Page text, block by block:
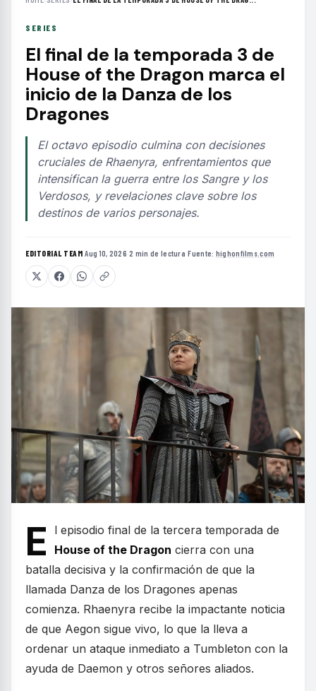
SERIES
El final de la temporada 3 de
House of the Dragon marca el
inicio de la Danza de los
Dragones
El octavo episodio culmina con decisiones
cruciales de Rhaenyra, enfrentamientos que
intensifican la guerra entre los Sangre y los
Verdosos, y revelaciones clave sobre los
destinos de varios personajes.
EDITORIAL TEAM·Aug 10, 2026·2 min de lectura·Fuente: highonfilms.com
E
l episodio final de la tercera temporada de
House of the Dragon cierra con una
batalla decisiva y la confirmación de que la
llamada Danza de los Dragones apenas
comienza. Rhaenyra recibe la impactante noticia
de que Aegon sigue vivo, lo que la lleva a
ordenar un ataque inmediato a Tumbleton con la
ayuda de Daemon y otros señores aliados.